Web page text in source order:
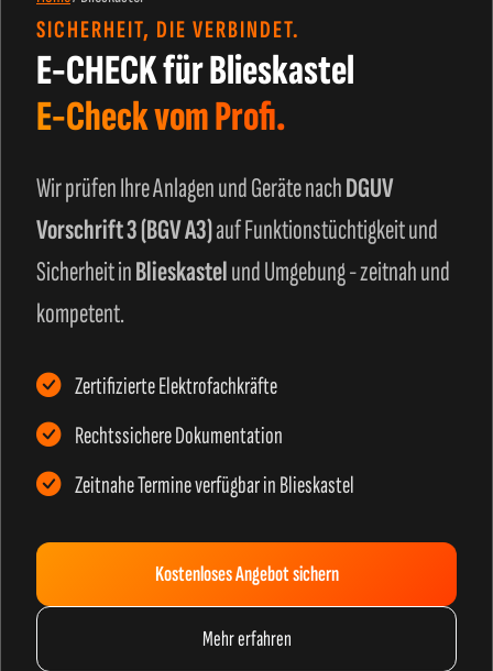
SICHERHEIT, DIE VERBINDET.
E-CHECK für Blieskastel
E-Check vom Profi.
Wir prüfen Ihre Anlagen und Geräte nachDGUV
Vorschrift 3 (BGV A3)auf Funktionstüchtigkeit und
Sicherheit inBlieskastelund Umgebung - zeitnah und
kompetent.
Zertifizierte Elektrofachkräfte
Rechtssichere Dokumentation
Zeitnahe Termine verfügbar in Blieskastel
Kostenloses Angebot sichern
Mehr erfahren